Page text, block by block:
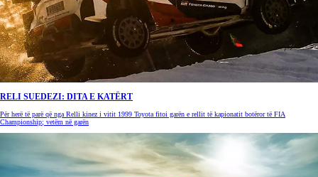
RELI SUEDEZI: DITA E KATËRT
Për herë të parë që nga Relli kinez i vitit 1999 Toyota fitoi garën e rellit të kapionatit botëror të FIA
Championship; vetëm në garën